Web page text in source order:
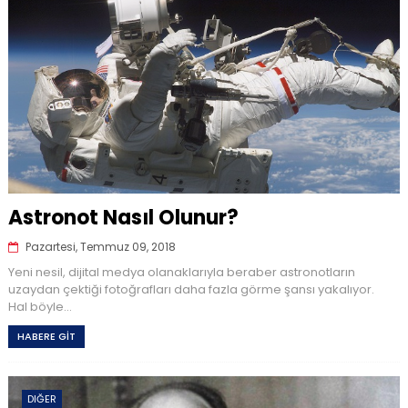
Astronot Nasıl Olunur?
Pazartesi, Temmuz 09, 2018
Yeni nesil, dijital medya olanaklarıyla beraber astronotların
uzaydan çektiği fotoğrafları daha fazla görme şansı yakalıyor.
Hal böyle...
HABERE GİT
DIĞER